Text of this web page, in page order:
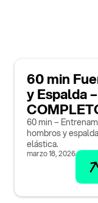
60 min
y Espalda
60 min –
hombros y
elástica.
marzo 18, 2026